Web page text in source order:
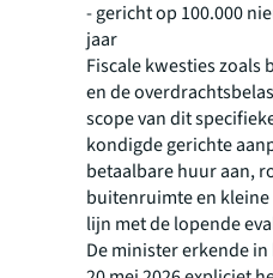
- gericht op 100.000
jaar
Fiscale kwesties zoals
en de
scope van dit
kondigde gerichte
betaalbare huur aan,
buitenruimte en
lijn met de lopende
De minister erkende